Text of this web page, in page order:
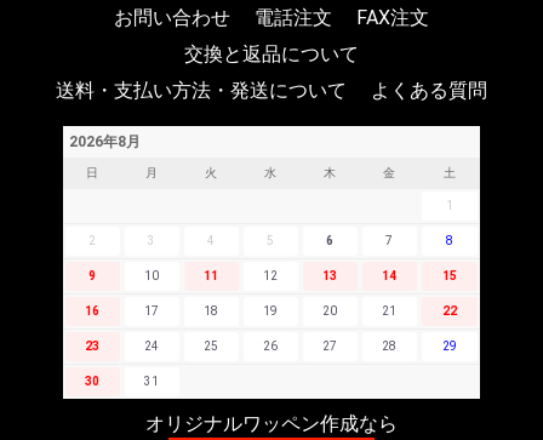
お問い合わせ
電話注文
FAX注文
交換と返品について
送料・支払い方法・発送について
よくある質問
2026年8月
日 月 火 水 木 金 土
1
2 3 4 5 6 7 8
9 10 11 12 13 14 15
16 17 18 19 20 21 22
23 24 25 26 27 28 29
30 31
オリジナルワッペン作成なら